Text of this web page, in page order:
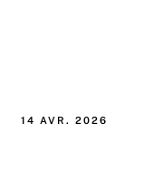
14 AVR. 2026